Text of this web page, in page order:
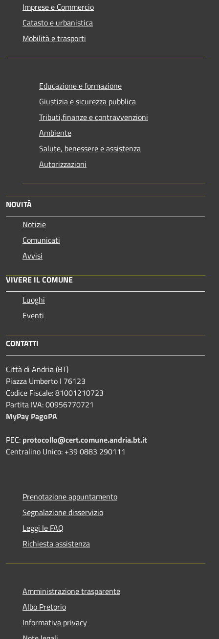
Imprese e Commercio
Catasto e urbanistica
Mobilità e trasporti
Educazione e formazione
Giustizia e sicurezza pubblica
Tributi,finanze e contravvenzioni
Ambiente
Salute, benessere e assistenza
Autorizzazioni
NOVITÀ
Notizie
Comunicati
Avvisi
VIVERE IL COMUNE
Luoghi
Eventi
CONTATTI
Città di Andria (BT)
Piazza Umberto I 76123
Codice Fiscale: 81001210723
Partita IVA: 00956770721
MyPay PagoPA
PEC: protocollo@cert.comune.andria.bt.it
Centralino Unico: +39 0883 290111
Prenotazione appuntamento
Segnalazione disservizio
Leggi le FAQ
Richiesta assistenza
Amministrazione trasparente
Albo Pretorio
Informativa privacy